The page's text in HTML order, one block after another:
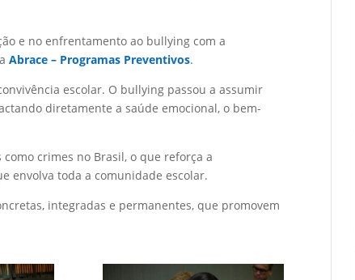
e no enfrentamento ao bullying com a
Abrace – Programas Preventivos.
escolar. O bullying passou a assumir
diretamente a saúde emocional, o bem-
crimes no Brasil, o que reforça a
envolva toda a comunidade escolar.
integradas e permanentes, que promovem